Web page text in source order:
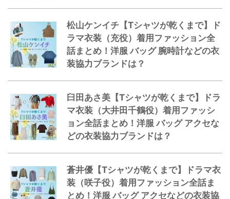
松山ケンイチ【Tシャツが乾くまで】ド
ラマ衣装（充役）着用ファッション全
話まとめ！洋服 バッグ 腕時計などの衣
装協力ブランドは？
臼田あさ美【Tシャツが乾くまで】ドラ
マ衣装（大井田千鶴役）着用ファッシ
ョン全話まとめ！洋服 バッグ アクセな
どの衣装協力ブランドは？
蒼井優【Tシャツが乾くまで】ドラマ衣
装（咲子役）着用ファッション全話ま
とめ！洋服 バッグ アクセなどの衣装協